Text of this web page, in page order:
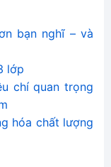
bạn nghĩ – và
lớp
chí quan trọng
hóa chất lượng